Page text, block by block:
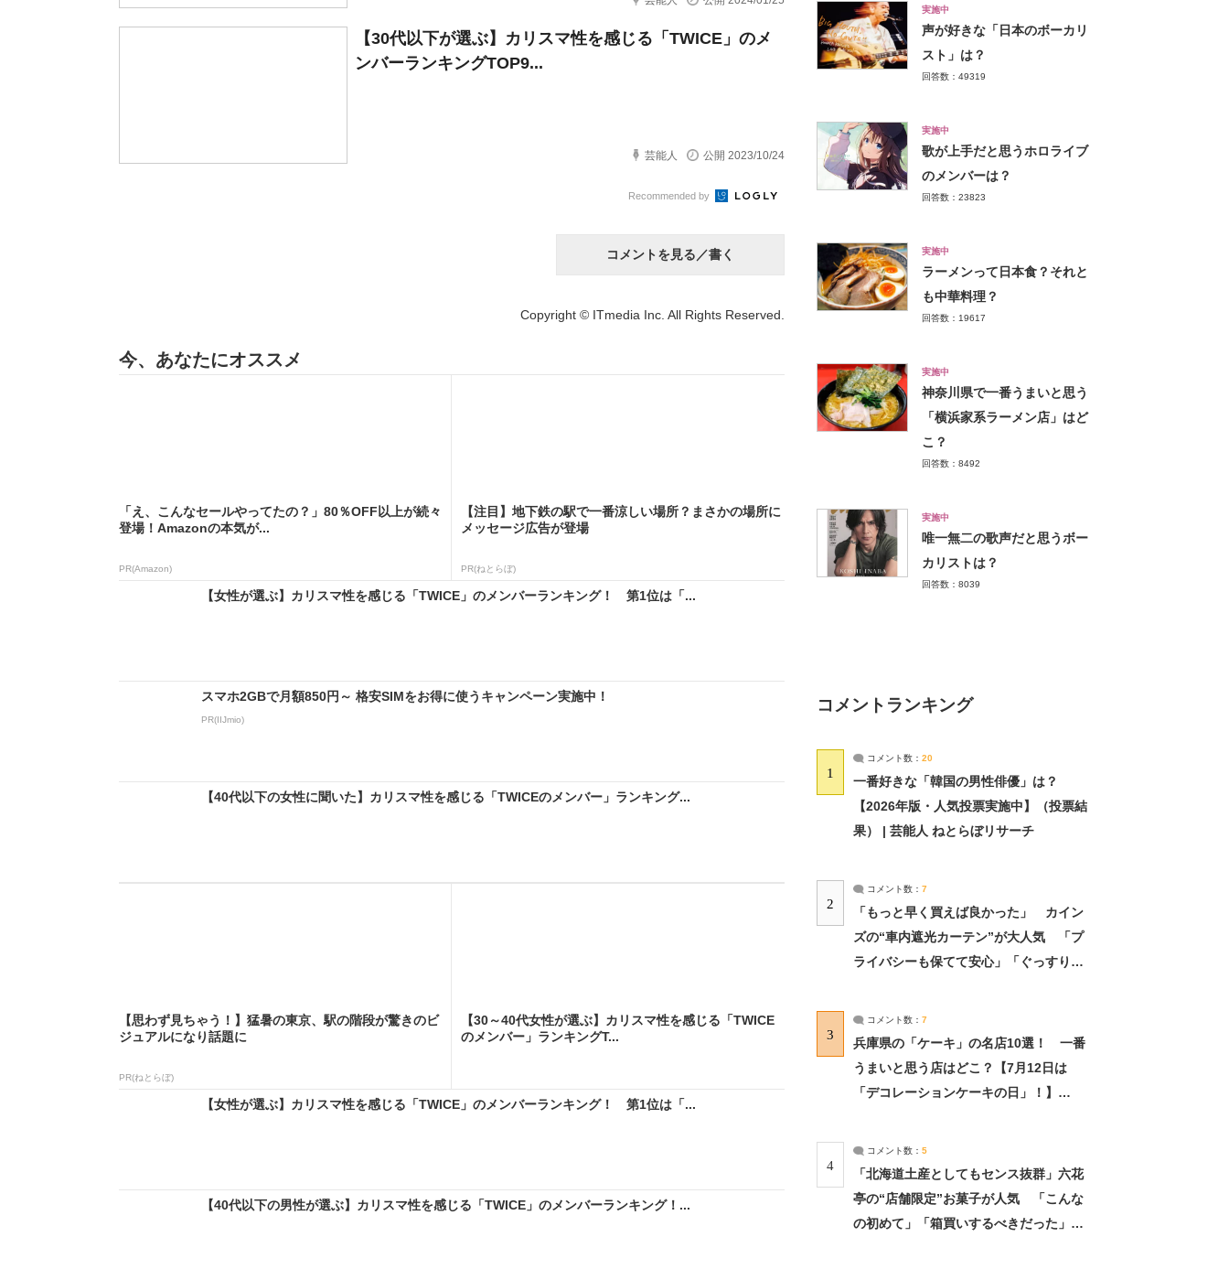
【30代以下が選ぶ】カリスマ性を感じる「TWICE」のメ
ンバーランキングTOP9...
芸能人 公開 2023/10/24
Recommended by
コメントを見る／書く
Copyright © ITmedia Inc. All Rights Reserved.
今、あなたにオススメ
「え、こんなセールやってたの？」80％OFF以上が続々
登場！Amazonの本気が...
PR(Amazon)
【注目】地下鉄の駅で一番涼しい場所？まさかの場所に
メッセージ広告が登場
PR(ねとらぼ)
【女性が選ぶ】カリスマ性を感じる「TWICE」のメンバーランキング！ 第1位は「...
スマホ2GBで月額850円～ 格安SIMをお得に使うキャンペーン実施中！
PR(IIJmio)
【40代以下の女性に聞いた】カリスマ性を感じる「TWICEのメンバー」ランキング...
【思わず見ちゃう！】猛暑の東京、駅の階段が驚きのビ
ジュアルになり話題に
PR(ねとらぼ)
【30～40代女性が選ぶ】カリスマ性を感じる「TWICE
のメンバー」ランキングT...
【女性が選ぶ】カリスマ性を感じる「TWICE」のメンバーランキング！ 第1位は「...
【40代以下の男性が選ぶ】カリスマ性を感じる「TWICE」のメンバーランキング！...
実施中
声が好きな「日本のボーカリ
スト」は？
回答数：49319
実施中
歌が上手だと思うホロライブ
のメンバーは？
回答数：23823
実施中
ラーメンって日本食？それと
も中華料理？
回答数：19617
実施中
神奈川県で一番うまいと思う
「横浜家系ラーメン店」はど
こ？
回答数：8492
実施中
唯一無二の歌声だと思うボー
カリストは？
回答数：8039
コメントランキング
1
コメント数： 20
一番好きな「韓国の男性俳優」は？
【2026年版・人気投票実施中】（投票結
果） | 芸能人 ねとらぼリサーチ
2
コメント数： 7
「もっと早く買えば良かった」 カイン
ズの“車内遮光カーテン”が大人気 「プ
ライバシーも保てて安心」「ぐっすり眠
3
コメント数： 7
兵庫県の「ケーキ」の名店10選！ 一番
うまいと思う店はどこ？【7月12日は
「デコレーションケーキの日」！】
4
コメント数： 5
「北海道土産としてもセンス抜群」六花
亭の“店舗限定”お菓子が人気 「こんな
の初めて」「箱買いするべきだった」